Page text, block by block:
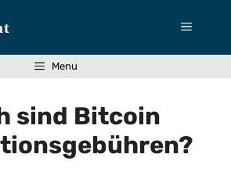
Menü
Menu
sind Bitcoin